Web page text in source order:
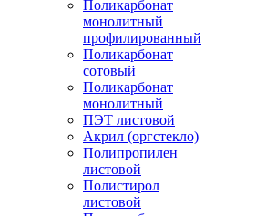
Поликарбонат
монолитный
профилированный
Поликарбонат
сотовый
Поликарбонат
монолитный
ПЭТ листовой
Акрил (оргстекло)
Полипропилен
листовой
Полистирол
листовой